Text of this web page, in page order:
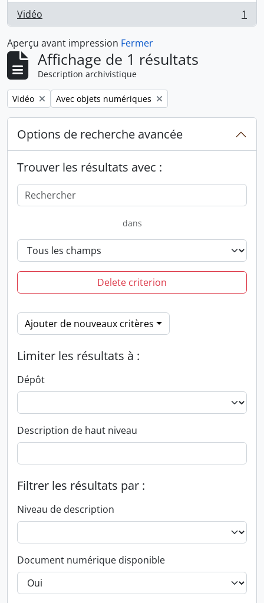
Vidéo
, 1 résultats 1
Aperçu avant impression Fermer
Affichage de 1 résultats
Description archivistique
Remove filter:
Vidéo Remove filter:
Avec objets numériques
Options de recherche avancée
Trouver les résultats avec :
dans
Delete criterion
Ajouter de nouveaux critères
Limiter les résultats à :
Dépôt
Description de haut niveau
Filtrer les résultats par :
Niveau de description
Document numérique disponible